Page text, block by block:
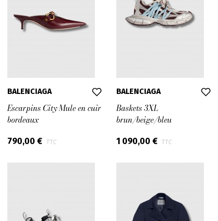
BALENCIAGA
Escarpins City Mule en cuir
bordeaux
790,00 € TTC
BALENCIAGA
Baskets 3XL
brun/beige/bleu
1 090,00 € TTC